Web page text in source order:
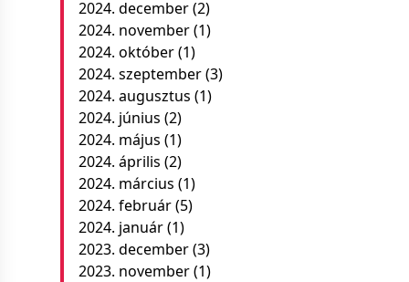
2024. december(2)
2024. november(1)
2024. október(1)
2024. szeptember(3)
2024. augusztus (1)
2024. június (2)
2024. május (1)
2024. április (2)
2024. március (1)
2024. február(5)
2024. január(1)
2023. december(3)
2023. november(1)